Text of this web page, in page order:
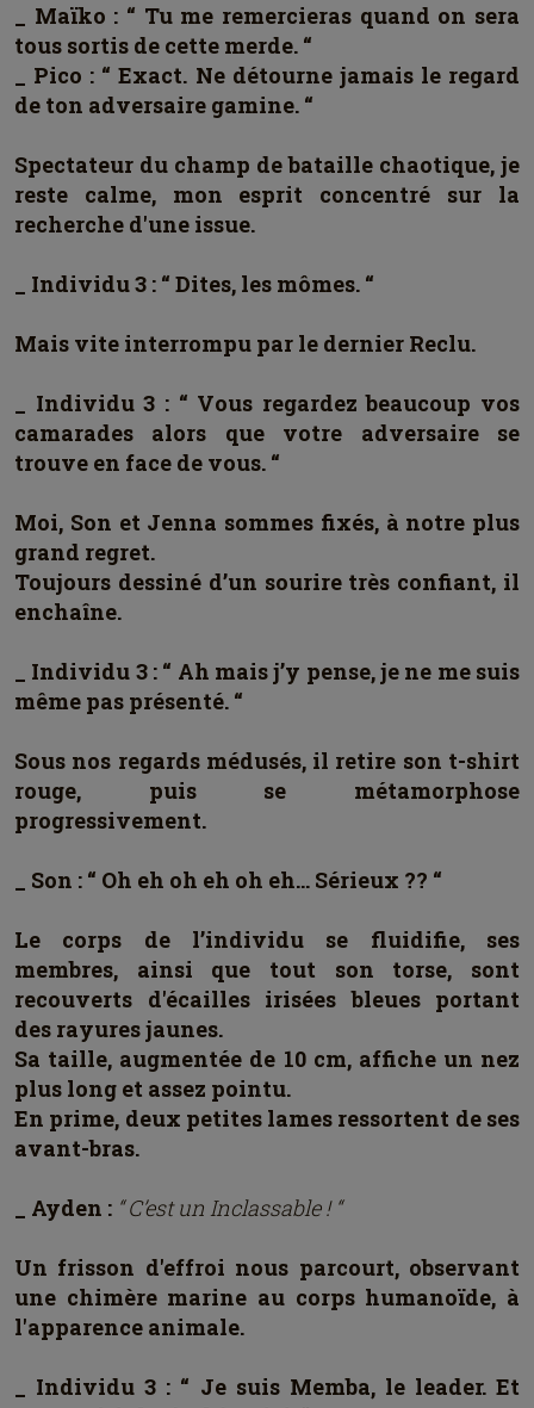
_ Maïko : “ Tu me remercieras quand on sera
tous sortis de cette merde. “
_ Pico : “ Exact. Ne détourne jamais le regard
de ton adversaire gamine. “
Spectateur du champ de bataille chaotique, je
reste calme, mon esprit concentré sur la
recherche d'une issue.
_ Individu 3 : “ Dites, les mômes. “
Mais vite interrompu par le dernier Reclu.
_ Individu 3 : “ Vous regardez beaucoup vos
camarades alors que votre adversaire se
trouve en face de vous. “
Moi, Son et Jenna sommes fixés, à notre plus
grand regret.
Toujours dessiné d’un sourire très confiant, il
enchaîne.
_ Individu 3 : “ Ah mais j’y pense, je ne me suis
même pas présenté. “
Sous nos regards médusés, il retire son t-shirt
rouge, puis se métamorphose
progressivement.
_ Son : “ Oh eh oh eh oh eh… Sérieux ?? “
Le corps de l’individu se fluidifie, ses
membres, ainsi que tout son torse, sont
recouverts d'écailles irisées bleues portant
des rayures jaunes.
Sa taille, augmentée de 10 cm, affiche un nez
plus long et assez pointu.
En prime, deux petites lames ressortent de ses
avant-bras.
_ Ayden : “ C’est un Inclassable ! “
Un frisson d'effroi nous parcourt, observant
une chimère marine au corps humanoïde, à
l'apparence animale.
_ Individu 3 : “ Je suis Memba, le leader. Et